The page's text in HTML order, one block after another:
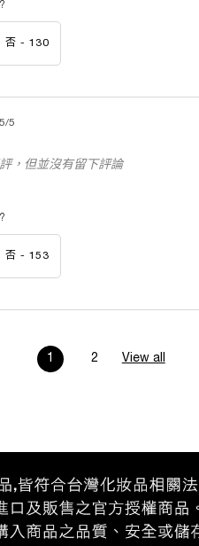
否 - 130
5/5
，但並沒有留下評論
否 - 153
Page 1 of 2. Current page
1 2 View all